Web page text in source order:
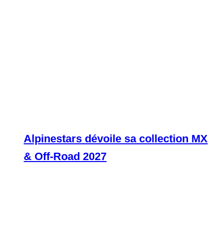
Alpinestars dévoile sa collection MX
& Off-Road 2027